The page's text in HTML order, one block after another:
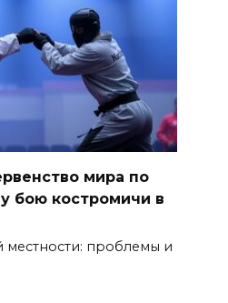
мира по
бою костромичи в
местности: проблемы и